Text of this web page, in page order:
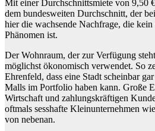
Mit einer Durchschnittsmiete von 9,50
dem bundesweiten Durchschnitt, der
hier die wachsende Nachfrage, die kein
Phänomen ist.
Der Wohnraum, der zur Verfügung
möglichst ökonomisch verwendet. So
Ehrenfeld, dass eine Stadt scheinbar
Malls im Portfolio haben kann. Große
Wirtschaft und zahlungskräftigen
oftmals sesshafte Kleinunternehmen
von nebenan.